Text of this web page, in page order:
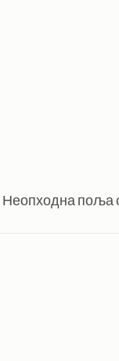
Неопходна поља